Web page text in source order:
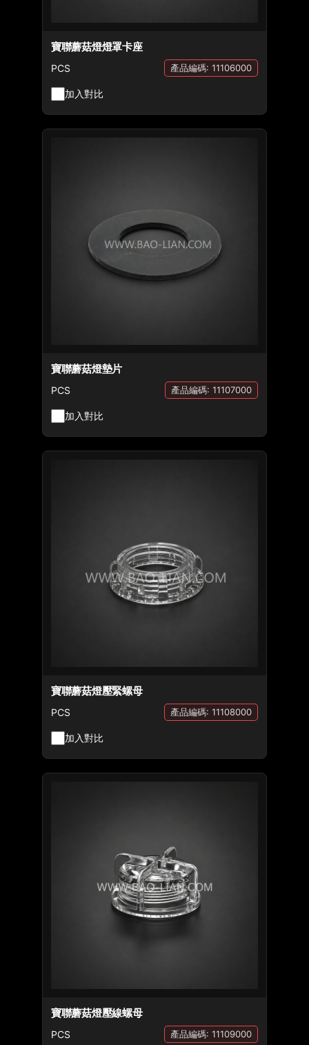
寶聯蘑菇燈燈罩卡座
PCS 產品編碼: 11106000
加入對比
寶聯蘑菇燈墊片
PCS 產品編碼: 11107000
加入對比
寶聯蘑菇燈壓緊螺母
PCS 產品編碼: 11108000
加入對比
寶聯蘑菇燈壓線螺母
PCS 產品編碼: 11109000